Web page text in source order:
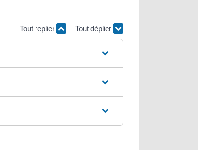
Tout replier Tout déplier